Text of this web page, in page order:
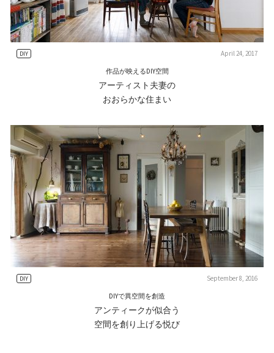
DIY April 24, 2017
作品が映えるDIY空間
アーティスト夫妻の
おおらかな住まい
DIY September 8, 2016
DIYで異空間を創造
アンティークが似合う
空間を創り上げる悦び